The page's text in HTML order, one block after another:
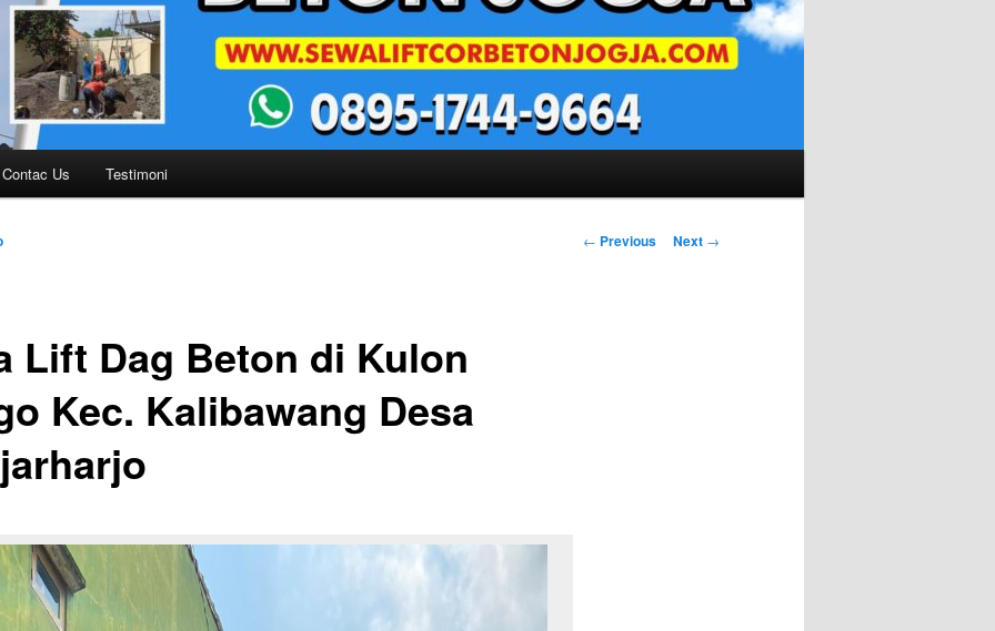
Contac Us Testimoni
Post
← Previous Next →
Lift Dag Beton di Kulon
Kec. Kalibawang Desa